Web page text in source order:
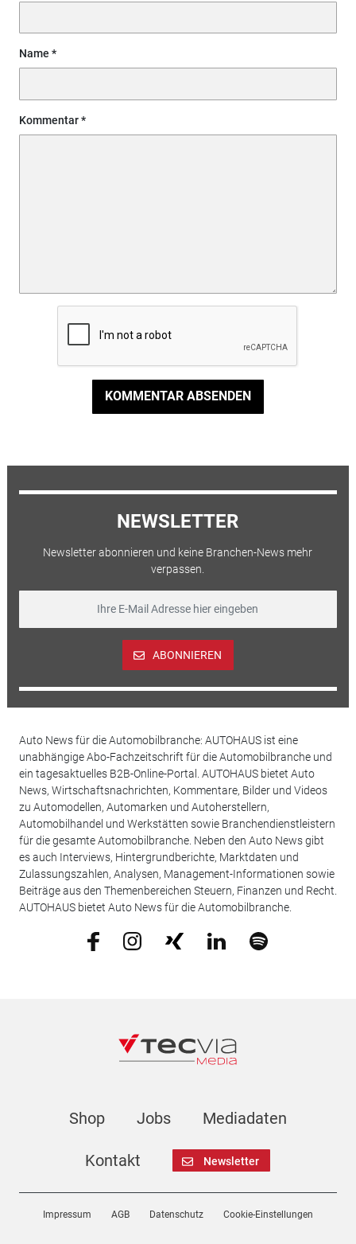
Name
Kommentar
KOMMENTAR ABSENDEN
NEWSLETTER
Newsletter abonnieren und keine Branchen-News mehr
verpassen.
ABONNIEREN
Auto News für die Automobilbranche: AUTOHAUS ist eine
unabhängige Abo-Fachzeitschrift für die Automobilbranche und
ein tagesaktuelles B2B-Online-Portal. AUTOHAUS bietet Auto
News, Wirtschaftsnachrichten, Kommentare, Bilder und Videos
zu Automodellen, Automarken und Autoherstellern,
Automobilhandel und Werkstätten sowie Branchendienstleistern
für die gesamte Automobilbranche. Neben den Auto News gibt
es auch Interviews, Hintergrundberichte, Marktdaten und
Zulassungszahlen, Analysen, Management-Informationen sowie
Beiträge aus den Themenbereichen Steuern, Finanzen und Recht.
AUTOHAUS bietet Auto News für die Automobilbranche.
Shop Jobs Mediadaten
Kontakt Newsletter
Impressum AGB Datenschutz Cookie-Einstellungen